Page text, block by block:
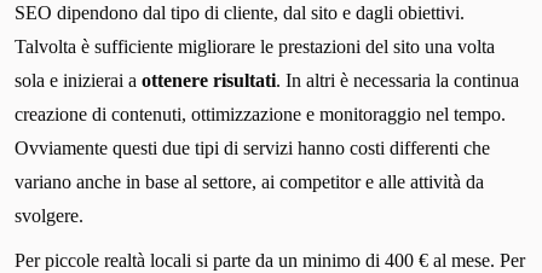
SEO dipendono dal tipo di cliente, dal sito e dagli obiettivi.
Talvolta è sufficiente migliorare le prestazioni del sito una volta
sola e inizierai a ottenere risultati. In altri è necessaria la continua
creazione di contenuti, ottimizzazione e monitoraggio nel tempo.
Ovviamente questi due tipi di servizi hanno costi differenti che
variano anche in base al settore, ai competitor e alle attività da
svolgere.
Per piccole realtà locali si parte da un minimo di 400 € al mese. Per